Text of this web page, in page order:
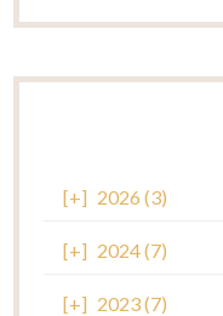
[+] 2026 (3)
[+] 2024 (7)
[+] 2023 (7)